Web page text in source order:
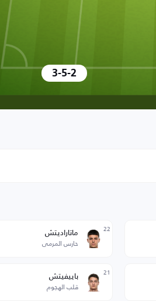
3-5-2
22 ماتاراديتش
حارس المرمى
21 باييفيتش
قلب الهجوم